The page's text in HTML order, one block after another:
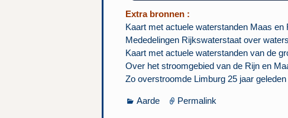
Extra bronnen :
Kaart met actuele waterstanden Maas
Mededelingen Rijkswaterstaat over
Kaart met actuele waterstanden van de
Over het stroomgebied van de Rijn en
Zo overstroomde Limburg 25 jaar
Aarde Permalink